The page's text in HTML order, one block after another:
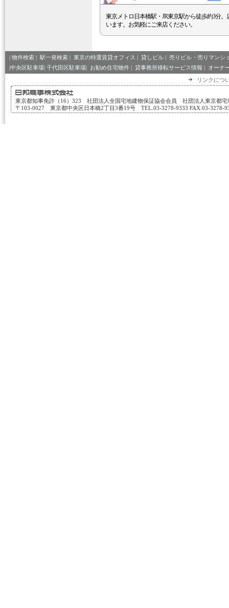
東京メトロ日本橋駅・JR東京駅から徒歩約3分。
います。お気軽にご来店ください。
| 物件検索 | 駅一発検索 | 東京の特選賃貸オフィス | 貸しビル | 売りビル・売りマンシ
|中央区駐車場| 千代田区駐車場| お勧め住宅物件 | 貸事務所移転サービス情報 | オーナ
リンクにつ
東京都知事免許（16）323 社団法人全国宅地建物保証協会会員 社団法人東京都宅
〒103-0027 東京都中央区日本橋2丁目3番19号 TEL.03-3278-9333 FAX.03-3278-